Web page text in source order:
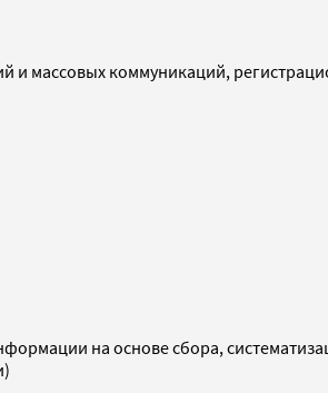
и массовых коммуникаций,
на основе сбора,